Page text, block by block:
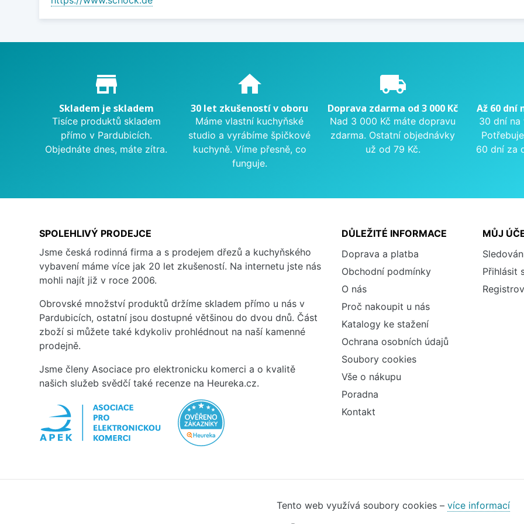
Proč nakupovat u nás?
store_mall_directory
Skladem je skladem
Tisíce produktů skladem
přímo v Pardubicích.
Objednáte dnes, máte zítra.
home
30 let zkušeností v oboru
Máme vlastní kuchyňské
studio a vyrábíme špičkové
kuchyně. Víme přesně, co
funguje.
local_shipping
Doprava zdarma od 3 000 Kč
Nad 3 000 Kč máte dopravu
zdarma. Ostatní objednávky
už od 79 Kč.
Až 60 dní
30 dní na
60 dní za
SPOLEHLIVÝ PRODEJCE
Jsme česká rodinná firma a s prodejem dřezů a kuchyňského
vybavení máme více jak 20 let zkušeností. Na internetu jste nás
mohli najít již v roce 2006.
Obrovské množství produktů držíme skladem přímo u nás v
Pardubicích, ostatní jsou dostupné většinou do dvou dnů. Část
zboží si můžete také kdykoliv prohlédnout na naší kamenné
prodejně.
Jsme členy Asociace pro elektronicku komerci a o kvalitě
našich služeb svědčí také recenze na Heureka.cz.
DŮLEŽITÉ INFORMACE
Doprava a platba
Obchodní podmínky
O nás
Proč nakoupit u nás
Katalogy ke stažení
Ochrana osobních údajů
Soubory cookies
Vše o nákupu
Poradna
Kontakt
MŮJ
Přihlásit
Tento web využívá soubory cookies – více informací